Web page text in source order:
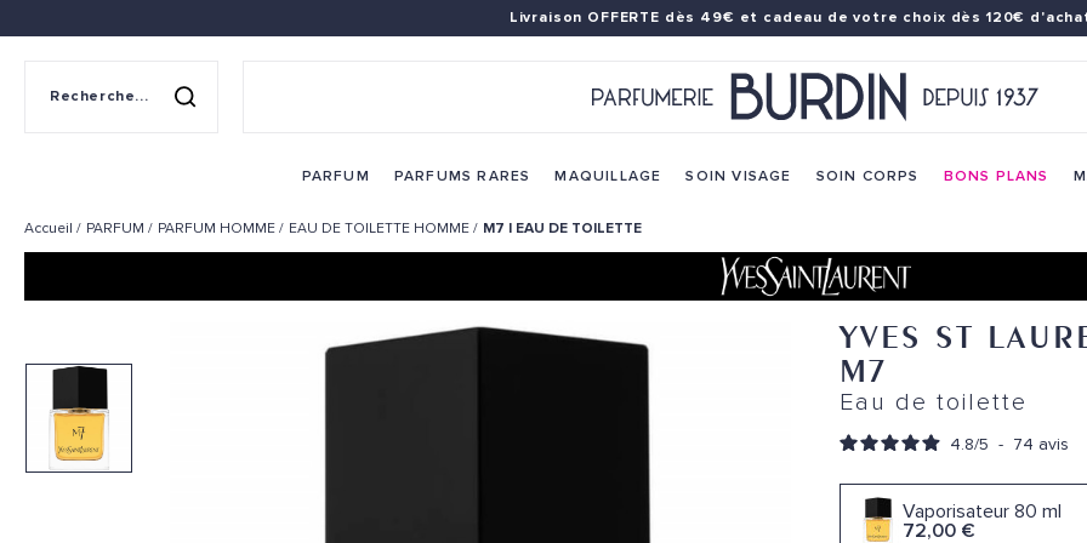
Livraison OFFERTE dès 49€ et cadeau de votre choix dès 120€
Recherche sur le site
PARFUM PARFUMS RARES MAQUILLAGE SOIN VISAGE SOIN CORPS BONS PLANS
Accueil PARFUM PARFUM HOMME EAU DE TOILETTE HOMME M7 | EAU DE TOILETTE
YVES ST
M7
Eau de toilette
4.8/5 - 74 avis
Vaporisateur 80 ml
72,00 €